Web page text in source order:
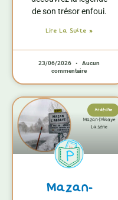
de son trésor enfoui.
Lire La Suite »
23/06/2026
Aucun
commentaire
Ardèche
Mazan-